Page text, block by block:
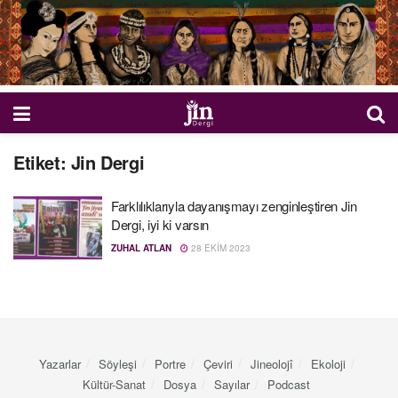
Etiket: Jin Dergi
Farklılıklarıyla dayanışmayı zenginleştiren Jin
Dergi, iyi ki varsın
ZUHAL ATLAN 28 EKIM 2023
Yazarlar Söyleşi Portre Çeviri Jineolojî
Ekoloji
Kültür-Sanat
Dosya Sayılar Podcast